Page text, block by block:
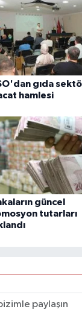
gıda
hamlesi
güncel
tutarları